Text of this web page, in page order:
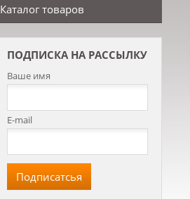
Каталог товаров
ПОДПИСКА НА РАССЫЛКУ
Ваше имя
E-mail